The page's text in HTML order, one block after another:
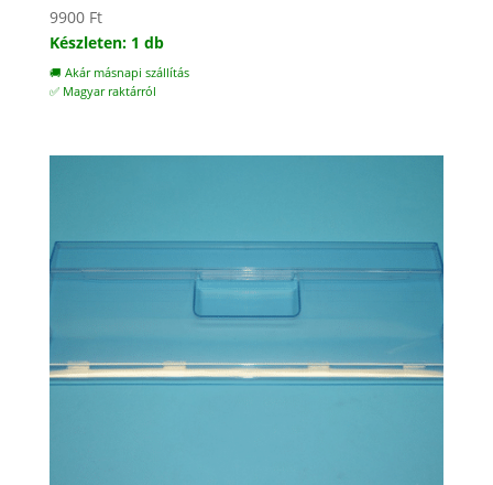
9900 Ft
Készleten: 1 db
🚚 Akár másnapi szállítás
✅ Magyar raktárról